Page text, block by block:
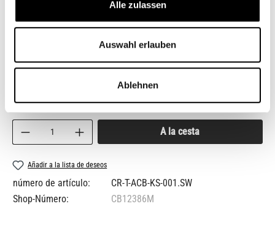
Alle zulassen
Auswahl erlauben
Ablehnen
Cantidad del producto: introduce la cantidad
A la cesta
Añadir a la lista de deseos
número de artículo:
CR-T-ACB-KS-001.SW
Shop-Número:
CB12386M